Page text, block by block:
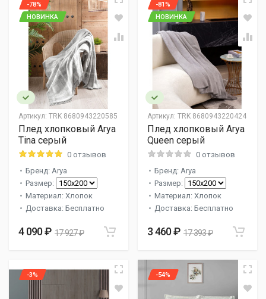
Артикул: TRK 8680943220585
-78%
НОВИНКА
Плед хлопковый Arya
Tina серый
0 отзывов
Бренд: Arya
Размер:
Материал: Хлопок
Доставка: Бесплатно
4 090 ₽ 17 927 ₽
Артикул: TRK 8680943220424
-81%
НОВИНКА
Плед хлопковый Arya
Queen серый
0 отзывов
Бренд: Arya
Размер:
Материал: Хлопок
Доставка: Бесплатно
3 460 ₽ 17 393 ₽
-3% -54%